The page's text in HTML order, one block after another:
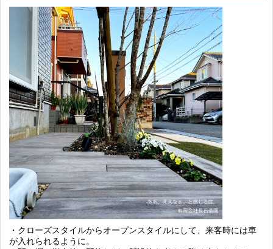
・クローズスタイルからオープンスタイルにして、来客時には車
が入れられるように。